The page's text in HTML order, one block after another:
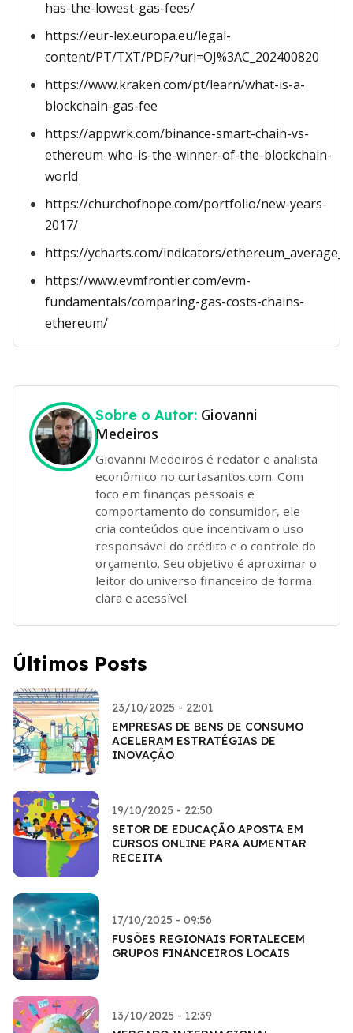
has-the-lowest-gas-fees/
https://eur-lex.europa.eu/legal-
content/PT/TXT/PDF/?uri=OJ%3AC_202400820
https://www.kraken.com/pt/learn/what-is-a-
blockchain-gas-fee
https://appwrk.com/binance-smart-chain-vs-
ethereum-who-is-the-winner-of-the-blockchain-
world
https://churchofhope.com/portfolio/new-years-
2017/
https://ycharts.com/indicators/
https://www.evmfrontier.com/evm-
fundamentals/comparing-gas-costs-chains-
ethereum/
Sobre o Autor: Giovanni
Medeiros
Giovanni Medeiros é redator e analista
econômico no curtasantos.com. Com
foco em finanças pessoais e
comportamento do consumidor, ele
cria conteúdos que incentivam o uso
responsável do crédito e o controle do
orçamento. Seu objetivo é aproximar o
leitor do universo financeiro de forma
clara e acessível.
Últimos Posts
23/10/2025 - 22:01
EMPRESAS DE BENS DE CONSUMO
ACELERAM ESTRATÉGIAS DE
INOVAÇÃO
19/10/2025 - 22:50
SETOR DE EDUCAÇÃO APOSTA EM
CURSOS ONLINE PARA AUMENTAR
RECEITA
17/10/2025 - 09:56
FUSÕES REGIONAIS FORTALECEM
GRUPOS FINANCEIROS LOCAIS
13/10/2025 - 12:39